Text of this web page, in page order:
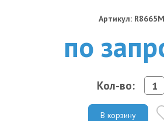
Артикул: R8665M
по
Кол-во:
В корзину